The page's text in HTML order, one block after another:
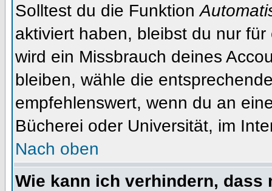
Solltest du die Funktion
aktiviert haben, bleibst du nur
wird ein Missbrauch deines
bleiben, wähle die
empfehlenswert, wenn du an
Bücherei oder Universität, im
Nach oben
Wie kann ich verhindern, dass